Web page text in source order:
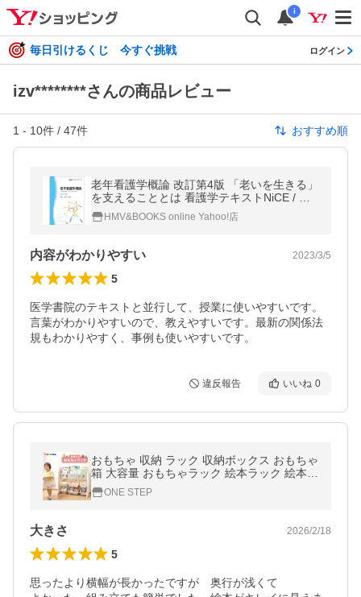
i
毎日引けるくじ 今すぐ挑戦 ログイン
izv********さんの商品レビュー
1 - 10件 / 47件 おすすめ順
老年看護学概論 改訂第4版 「老いを生きる」
を支えることとは 看護学テキストNiCE / 正
木治恵 〔本〕
HMV&BOOKS online Yahoo!店
内容がわかりやすい 2023/3/5
5
医学書院のテキストと並行して、授業に使いやすいです。
言葉がわかりやすいので、教えやすいです。最新の関係法
規もわかりやすく、事例も使いやすいです。
違反報告 いいね 0
おもちゃ 収納 ラック 収納ボックス おもちゃ
箱 大容量 おもちゃラック 絵本ラック 絵本棚
プラスチック
ONE STEP
大きさ 2026/2/18
5
思ったより横幅が長かったですが　奥行が浅くて